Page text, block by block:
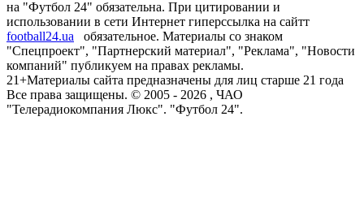
на "Футбол 24" обязательна. При цитировании и
использовании в сети Интернет гиперссылка на сайтт
football24.ua
обязательное. Материалы со знаком
"Спецпроект", "Партнерский материал", "Реклама", "Новости
компаний" публикуем на правах рекламы.
21+Материалы сайта предназначены для лиц старше 21 года
Все права защищены. © 2005 - 2026 , ЧАО
"Телерадиокомпания Люкс". "Футбол 24".